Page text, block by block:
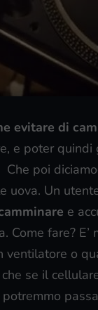
evitare di
e poter quindi
Che poi
uova. Un
e
Come fare?
ventilatore o
se il